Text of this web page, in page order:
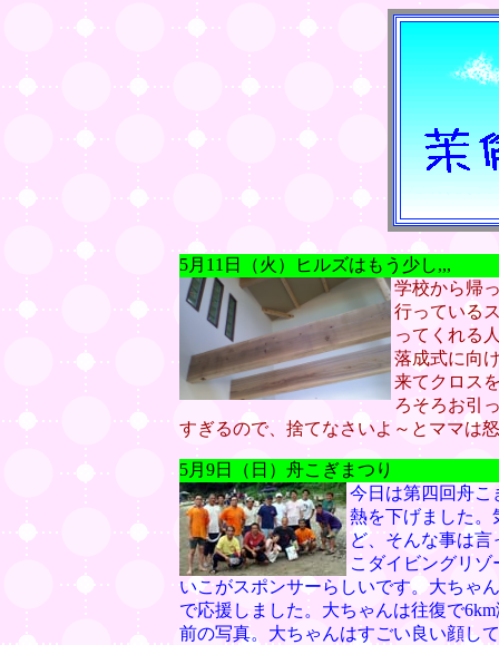
5月11日（火）ヒルズはもう少し,,,
学校から帰
行っている
ってくれる
落成式に向
来てクロス
ろそろお引
すぎるので、捨てなさいよ～とママは
5月9日（日）舟こぎまつり
今日は第四回舟こ
熱を下げました。
ど、そんな事は言
こダイビングリ
いこがスポンサーらしいです。大ちゃ
で応援しました。大ちゃんは往復で
前の写真。大ちゃんはすごい良い顔し